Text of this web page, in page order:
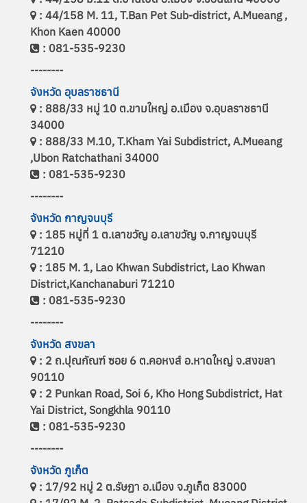
: 44/158 M. 11, T.Ban Pet Sub-district, A.Mueang ,
Khon Kaen 40000
: 081-535-9230
--------
จังหวัด อุบลราชธานี
: 888/33 หมู่ 10 ต.ขามใหญ่ อ.เมือง จ.อุบลราชธานี
34000
: 888/33 M.10, T.Kham Yai Subdistrict, A.Mueang
,Ubon Ratchathani 34000
: 081-535-9230
--------
จังหวัด กาญจนบุรี
: 185 หมู่ที่ 1 ต.เลาขวัญ อ.เลาขวัญ จ.กาญจนบุรี
71210
: 185 M. 1, Lao Khwan Subdistrict, Lao Khwan
District,Kanchanaburi 71210
: 081-535-9230
--------
จังหวัด สงขลา
: 2 ถ.ปุณกัณฑ์ ซอย 6 ต.คอหงส์ อ.หาดใหญ่ จ.สงขลา
90110
: 2 Punkan Road, Soi 6, Kho Hong Subdistrict, Hat
Yai District, Songkhla 90110
: 081-535-9230
--------
จังหวัด ภูเก็ต
: 17/92 หมู่ 2 ต.รัษฏา อ.เมือง จ.ภูเก็ต 83000